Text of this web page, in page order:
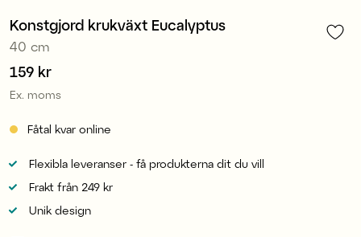
Konstgjord krukväxt Eucalyptus
40 cm
Pris :159 kr
159 kr
Ex. moms
Fåtal kvar online
Flexibla leveranser - få produkterna dit du vill
Frakt från 249 kr
Unik design